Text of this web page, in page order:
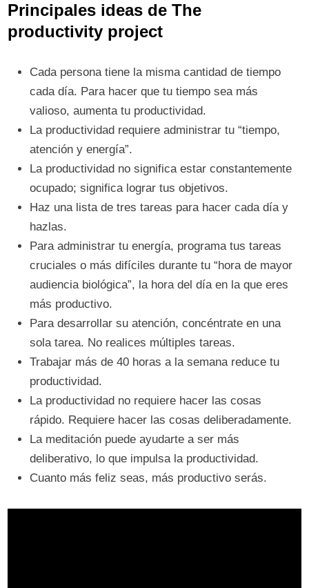
Principales ideas de The
productivity project
Cada persona tiene la misma cantidad de tiempo
cada día. Para hacer que tu tiempo sea más
valioso, aumenta tu productividad.
La productividad requiere administrar tu “tiempo,
atención y energía”.
La productividad no significa estar constantemente
ocupado; significa lograr tus objetivos.
Haz una lista de tres tareas para hacer cada día y
hazlas.
Para administrar tu energía, programa tus tareas
cruciales o más difíciles durante tu “hora de mayor
audiencia biológica”, la hora del día en la que eres
más productivo.
Para desarrollar su atención, concéntrate en una
sola tarea. No realices múltiples tareas.
Trabajar más de 40 horas a la semana reduce tu
productividad.
La productividad no requiere hacer las cosas
rápido. Requiere hacer las cosas deliberadamente.
La meditación puede ayudarte a ser más
deliberativo, lo que impulsa la productividad.
Cuanto más feliz seas, más productivo serás.